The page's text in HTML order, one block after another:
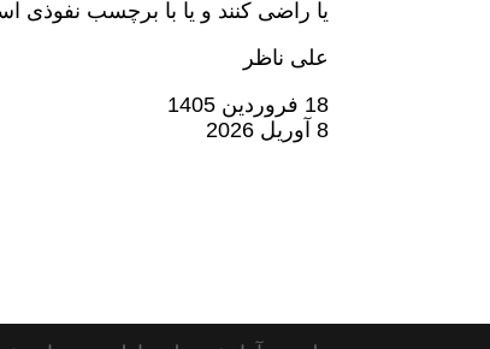
یا راضی کنند و یا با برچسب نفوذی
علی ناظر
18 فروردین 1405
8 آوریل 2026